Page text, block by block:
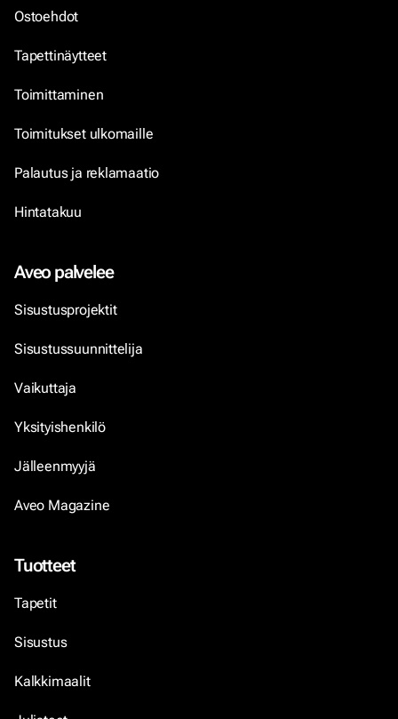
Ostoehdot
Tapettinäytteet
Toimittaminen
Toimitukset ulkomaille
Palautus ja reklamaatio
Hintatakuu
Aveo palvelee
Sisustusprojektit
Sisustussuunnittelija
Vaikuttaja
Yksityishenkilö
Jälleenmyyjä
Aveo Magazine
Tuotteet
Tapetit
Sisustus
Kalkkimaalit